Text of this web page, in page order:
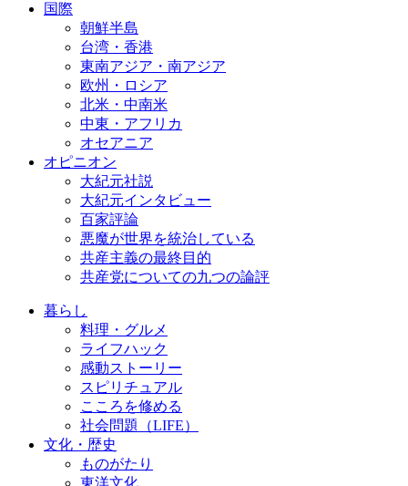
国際
朝鮮半島
台湾・香港
東南アジア・南アジア
欧州・ロシア
北米・中南米
中東・アフリカ
オセアニア
オピニオン
大紀元社説
大紀元インタビュー
百家評論
悪魔が世界を統治している
共産主義の最終目的
共産党についての九つの論評
暮らし
料理・グルメ
ライフハック
感動ストーリー
スピリチュアル
こころを修める
社会問題（LIFE）
文化・歴史
ものがたり